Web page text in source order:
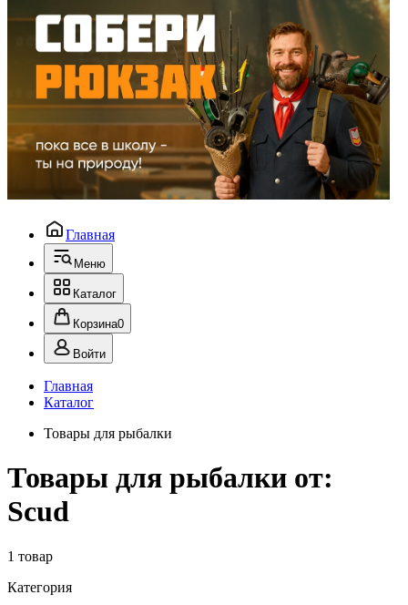
Главная
Меню
Каталог
Корзина0
Войти
Главная
Каталог
Товары для рыбалки
Товары для рыбалки от:
Scud
1 товар
Категория